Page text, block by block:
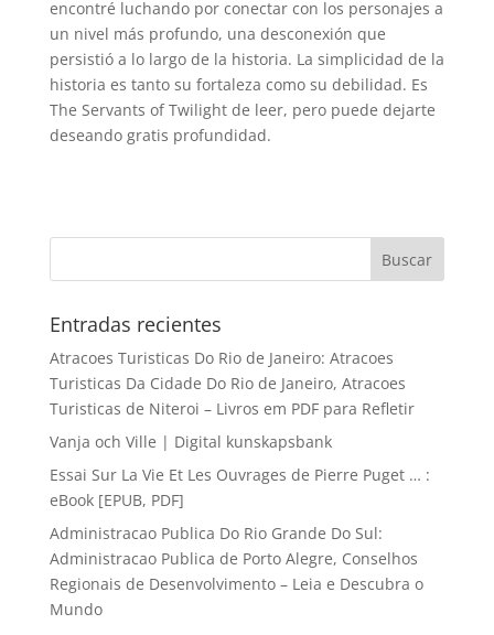
encontré luchando por conectar con los personajes a
un nivel más profundo, una desconexión que
persistió a lo largo de la historia. La simplicidad de la
historia es tanto su fortaleza como su debilidad. Es
The Servants of Twilight de leer, pero puede dejarte
deseando gratis profundidad.
Entradas recientes
Atracoes Turisticas Do Rio de Janeiro: Atracoes
Turisticas Da Cidade Do Rio de Janeiro, Atracoes
Turisticas de Niteroi – Livros em PDF para Refletir
Vanja och Ville | Digital kunskapsbank
Essai Sur La Vie Et Les Ouvrages de Pierre Puget … :
eBook [EPUB, PDF]
Administracao Publica Do Rio Grande Do Sul:
Administracao Publica de Porto Alegre, Conselhos
Regionais de Desenvolvimento – Leia e Descubra o
Mundo